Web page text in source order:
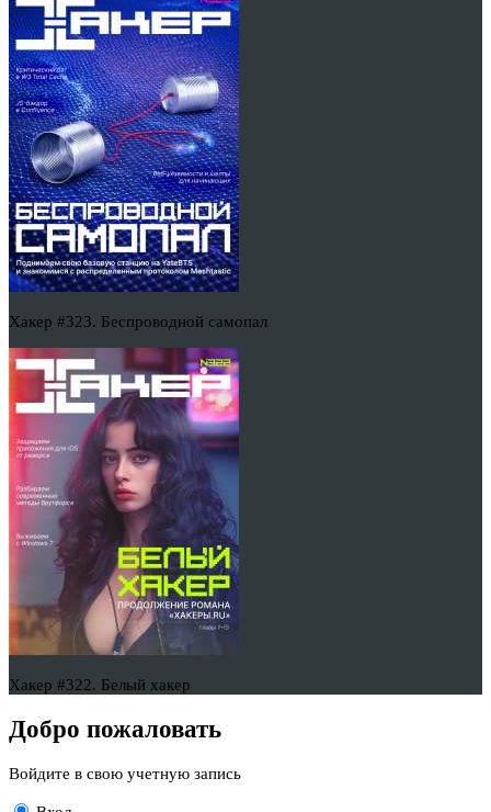
Хакер #323. Беспроводной самопал
Хакер #322. Белый хакер
Добро пожаловать
Войдите в свою учетную запись